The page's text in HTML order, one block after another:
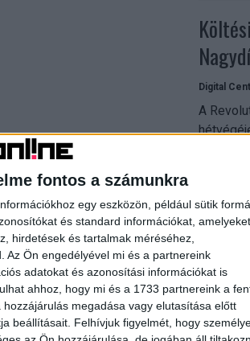
fontos a számunkra
egy eszközön, például sütik
és standard információkat,
hirdetések és tartalmak méréséhez,
Az Ön engedélyével mi és a partnereink
adatokat és azonosítási információkat is
ahhoz, hogy mi és a 1733 partnereink a
megadása vagy elutasítása előtt
beállításait. Felhívjuk figyelmét, hogy
Digital
A
kiderül,
Digital